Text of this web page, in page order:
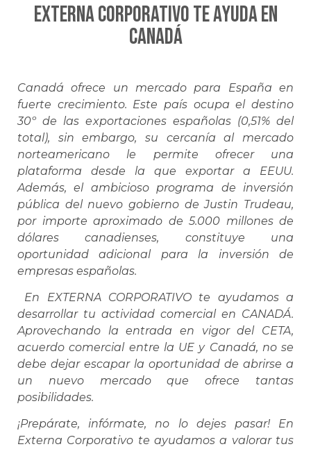
EXTERNA CORPORATIVO te ayuda en
CANADÁ
Canadá ofrece un mercado para España en
fuerte crecimiento. Este país ocupa el destino
30º de las exportaciones españolas (0,51% del
total), sin embargo, su cercanía al mercado
norteamericano le permite ofrecer una
plataforma desde la que exportar a EEUU.
Además, el ambicioso programa de inversión
pública del nuevo gobierno de Justin Trudeau,
por importe aproximado de 5.000 millones de
dólares canadienses, constituye una
oportunidad adicional para la inversión de
empresas españolas.
En EXTERNA CORPORATIVO te ayudamos a
desarrollar tu actividad comercial en CANADÁ.
Aprovechando la entrada en vigor del CETA,
acuerdo comercial entre la UE y Canadá, no se
debe dejar escapar la oportunidad de abrirse a
un nuevo mercado que ofrece tantas
posibilidades.
¡Prepárate, infórmate, no lo dejes pasar! En
Externa Corporativo te ayudamos a valorar tus